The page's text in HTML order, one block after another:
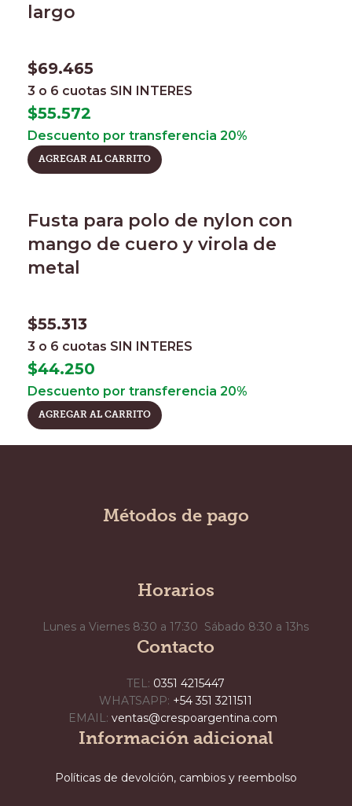
largo
$69.465
3 o 6 cuotas SIN INTERES
$55.572
Descuento por transferencia 20%
AGREGAR AL CARRITO
Fusta para polo de nylon con
mango de cuero y virola de
metal
$55.313
3 o 6 cuotas SIN INTERES
$44.250
Descuento por transferencia 20%
AGREGAR AL CARRITO
Horarios
Lunes a Viernes 8:30 a 17:30 Sábado 8:30 a 13hs
Contacto
TEL: 0351 4215447
WHATSAPP: +54 351 3211511
EMAIL: ventas@crespoargentina.com
Información adicional
Políticas de devolción, cambios y reembolso
Métodos de pago